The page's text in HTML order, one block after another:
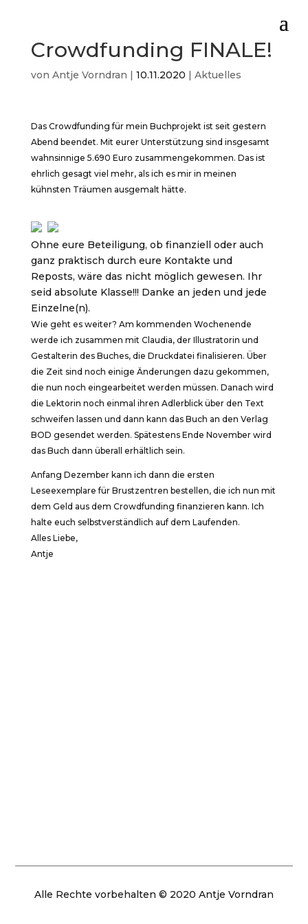
Crowdfunding FINALE!
von Antje Vorndran | 10.11.2020 | Aktuelles
Das Crowdfunding für mein Buchprojekt ist seit gestern
Abend beendet. Mit eurer Unterstützung sind insgesamt
wahnsinnige 5.690 Euro zusammengekommen. Das ist
ehrlich gesagt viel mehr, als ich es mir in meinen
kühnsten Träumen ausgemalt hätte.
Ohne eure Beteiligung, ob finanziell oder auch
ganz praktisch durch eure Kontakte und
Reposts, wäre das nicht möglich gewesen. Ihr
seid absolute Klasse!!! Danke an jeden und jede
Einzelne(n).
Wie geht es weiter? Am kommenden Wochenende
werde ich zusammen mit Claudia, der Illustratorin und
Gestalterin des Buches, die Druckdatei finalisieren. Über
die Zeit sind noch einige Änderungen dazu gekommen,
die nun noch eingearbeitet werden müssen. Danach wird
die Lektorin noch einmal ihren Adlerblick über den Text
schweifen lassen und dann kann das Buch an den Verlag
BOD gesendet werden. Spätestens Ende November wird
das Buch dann überall erhältlich sein.
Anfang Dezember kann ich dann die ersten
Leseexemplare für Brustzentren bestellen, die ich nun mit
dem Geld aus dem Crowdfunding finanzieren kann. Ich
halte euch selbstverständlich auf dem Laufenden.
Alles Liebe,
Antje
Alle Rechte vorbehalten © 2020 Antje Vorndran